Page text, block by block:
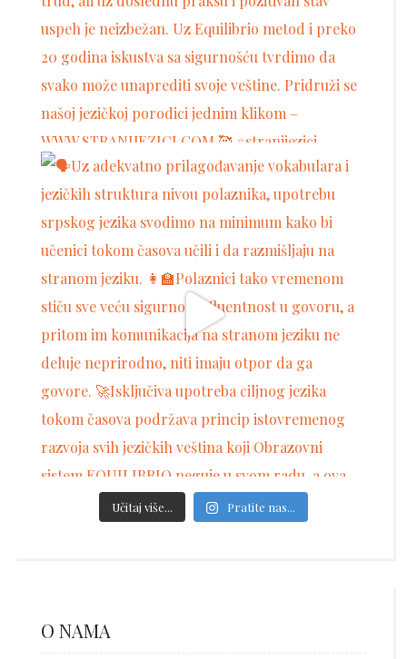
Učitaj više... Pratite nas...
O NAMA